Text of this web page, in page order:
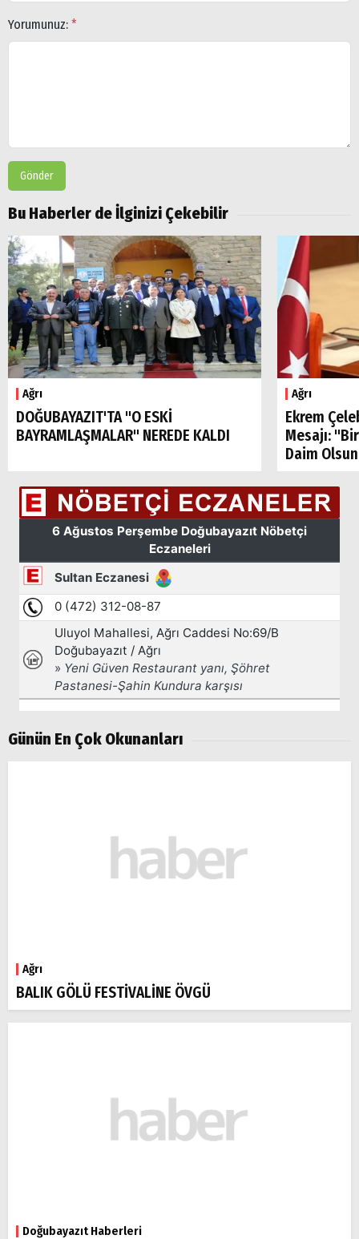
Yorumunuz: *
Gönder
Bu Haberler de İlginizi Çekebilir
Ağrı
DOĞUBAYAZIT'TA "O ESKİ
BAYRAMLAŞMALAR" NEREDE KALDI
Ağrı
Ekrem
Mesajı:
Daim
Günün En Çok Okunanları
Ağrı
BALIK GÖLÜ FESTİVALİNE ÖVGÜ
Doğubayazıt Haberleri